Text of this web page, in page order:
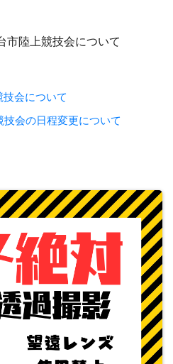
市陸上競技会について
会について
会の日程変更について